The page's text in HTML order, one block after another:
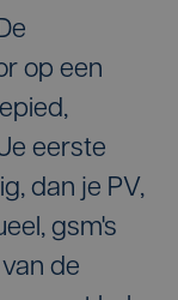
op een
eerste
dan je PV,
gsm's
de